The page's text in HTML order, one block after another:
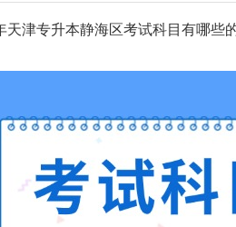
天津专升本静海区考试科目有哪些